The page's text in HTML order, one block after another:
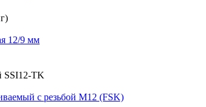
12/9 мм
с резьбой M12 (FSK)